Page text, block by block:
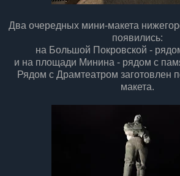
Два очередных мини-макета
появились:
на Большой Покровской -
и на площади Минина - рядом с
Рядом с Драмтеатром заготовлен
макета.